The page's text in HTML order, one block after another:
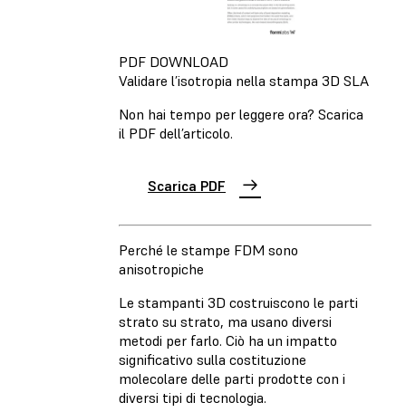
PDF DOWNLOAD
Validare l’isotropia nella stampa 3D SLA
Non hai tempo per leggere ora? Scarica
il PDF dell’articolo.
Scarica PDF
Perché le stampe FDM sono
anisotropiche
Le stampanti 3D costruiscono le parti
strato su strato, ma usano diversi
metodi per farlo. Ciò ha un impatto
significativo sulla costituzione
molecolare delle parti prodotte con i
diversi tipi di tecnologia.